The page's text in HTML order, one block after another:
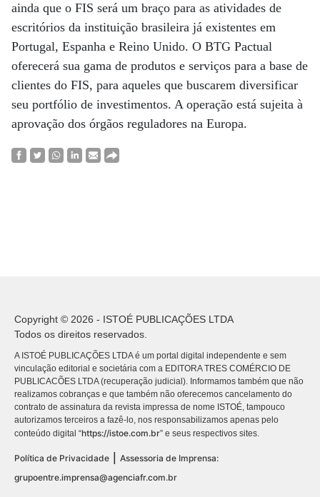
ainda que o FIS será um braço para as atividades de
escritórios da instituição brasileira já existentes em
Portugal, Espanha e Reino Unido. O BTG Pactual
oferecerá sua gama de produtos e serviços para a base de
clientes do FIS, para aqueles que buscarem diversificar
seu portfólio de investimentos. A operação está sujeita à
aprovação dos órgãos reguladores na Europa.
Copyright © 2026 - ISTOÉ PUBLICAÇÕES LTDA
Todos os direitos reservados.
A ISTOÉ PUBLICAÇÕES LTDA é um portal digital independente e sem
vinculação editorial e societária com a EDITORA TRES COMÉRCIO DE
PUBLICACÕES LTDA (recuperação judicial). Informamos também que não
realizamos cobranças e que também não oferecemos cancelamento do
contrato de assinatura da revista impressa de nome ISTOÉ, tampouco
autorizamos terceiros a fazê-lo, nos responsabilizamos apenas pelo
conteúdo digital “https://istoe.com.br” e seus respectivos sites.
Política de Privacidade
Assessoria de Imprensa:
grupoentre.imprensa@agenciafr.com.br